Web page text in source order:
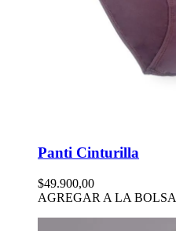
Panti Cinturilla
$49.900,00
AGREGAR A LA BOLSA